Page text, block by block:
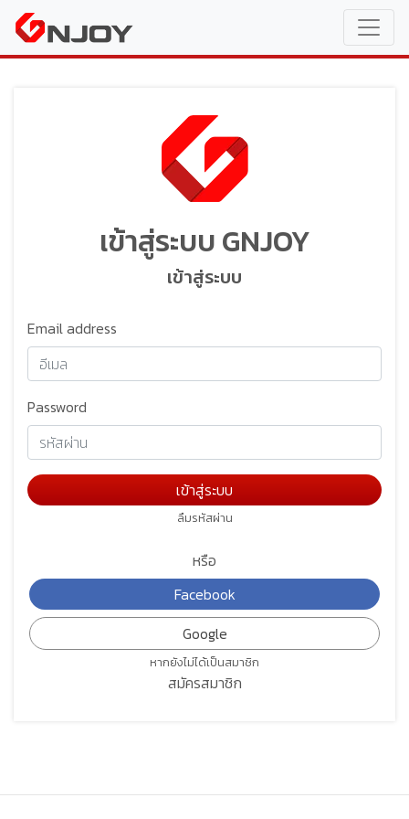
เข้าสู่ระบบ GNJOY
เข้าสู่ระบบ
Email address
Password
ลืมรหัสผ่าน
หรือ
หากยังไม่ได้เป็นสมาชิก
สมัครสมาชิก